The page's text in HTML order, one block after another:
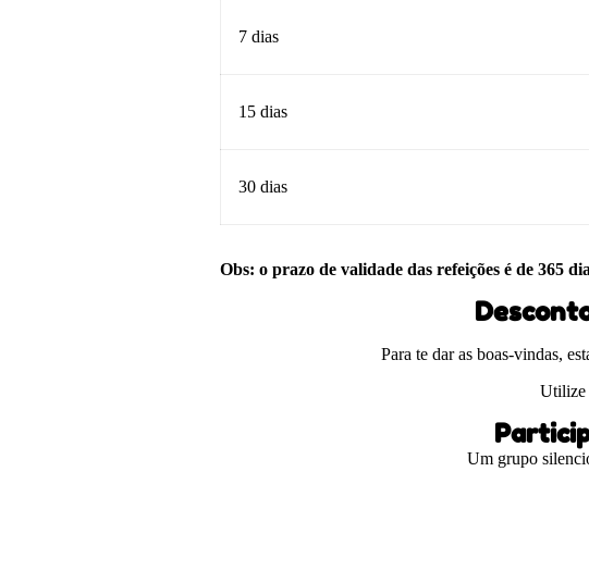
7 dias
15 dias
30 dias
Obs: o prazo de validade das refeições é de 365
Para te dar as boas-vindas,
Utilize
Um grupo